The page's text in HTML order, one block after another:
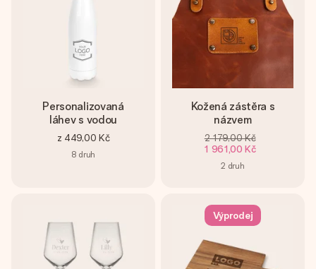
Personalizovaná
láhev s vodou
z 449,00 Kč
8 druh
Kožená zástěra s
názvem
2 179,00 Kč
1 961,00 Kč
2 druh
Výprodej